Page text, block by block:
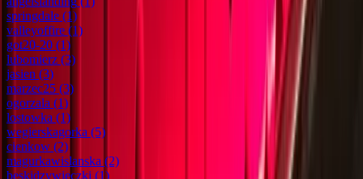
springdale (1)
valleyoffire (1)
got20-20 (1)
lubomierz (3)
jasien (3)
marzec25 (3)
ogorzala (1)
lostowka (1)
wegierskagorka (5)
cienkow (2)
magurkawislanska (2)
beskidzywieczki (1)